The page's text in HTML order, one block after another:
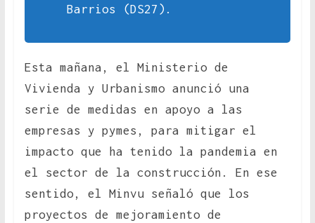
Barrios (DS27).
Esta mañana, el Ministerio de
Vivienda y Urbanismo anunció una
serie de medidas en apoyo a las
empresas y pymes, para mitigar el
impacto que ha tenido la pandemia en
el sector de la construcción. En ese
sentido, el Minvu señaló que los
proyectos de mejoramiento de